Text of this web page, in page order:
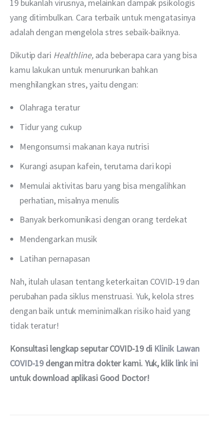
19 bukanlah virusnya, melainkan dampak psikologis
yang ditimbulkan. Cara terbaik untuk mengatasinya
adalah dengan mengelola stres sebaik-baiknya.
Dikutip dari Healthline, ada beberapa cara yang bisa
kamu lakukan untuk menurunkan bahkan
menghilangkan stres, yaitu dengan:
Olahraga teratur
Tidur yang cukup
Mengonsumsi makanan kaya nutrisi
Kurangi asupan kafein, terutama dari kopi
Memulai aktivitas baru yang bisa mengalihkan
perhatian, misalnya menulis
Banyak berkomunikasi dengan orang terdekat
Mendengarkan musik
Latihan pernapasan
Nah, itulah ulasan tentang keterkaitan COVID-19 dan
perubahan pada siklus menstruasi. Yuk, kelola stres
dengan baik untuk meminimalkan risiko haid yang
tidak teratur!
Konsultasi lengkap seputar COVID-19 di Klinik Lawan
COVID-19 dengan mitra dokter kami. Yuk, klik link ini
untuk download aplikasi Good Doctor!